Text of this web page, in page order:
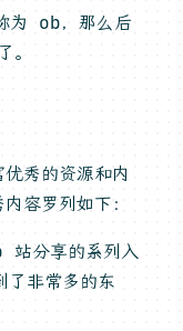
ob，那么后
秀的资源和内
容罗列如下：
window)
站分享的系列入
了非常多的东